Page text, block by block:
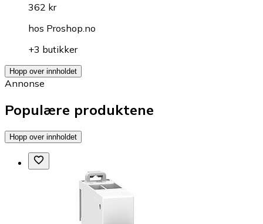
362 kr
hos Proshop.no
+3 butikker
Hopp over innholdet
Annonse
Populære produktene
Hopp over innholdet